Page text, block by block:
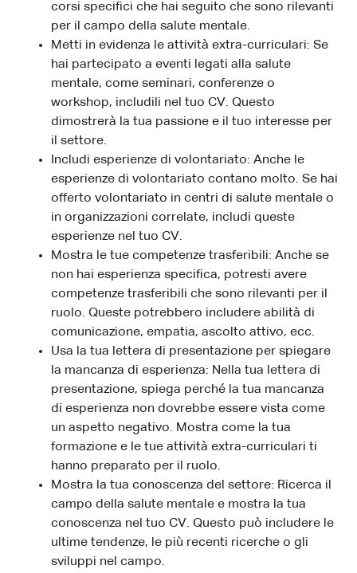
corsi specifici che hai seguito che sono rilevanti
per il campo della salute mentale.
Metti in evidenza le attività extra-curriculari: Se
hai partecipato a eventi legati alla salute
mentale, come seminari, conferenze o
workshop, includili nel tuo CV. Questo
dimostrerà la tua passione e il tuo interesse per
il settore.
Includi esperienze di volontariato: Anche le
esperienze di volontariato contano molto. Se hai
offerto volontariato in centri di salute mentale o
in organizzazioni correlate, includi queste
esperienze nel tuo CV.
Mostra le tue competenze trasferibili: Anche se
non hai esperienza specifica, potresti avere
competenze trasferibili che sono rilevanti per il
ruolo. Queste potrebbero includere abilità di
comunicazione, empatia, ascolto attivo, ecc.
Usa la tua lettera di presentazione per spiegare
la mancanza di esperienza: Nella tua lettera di
presentazione, spiega perché la tua mancanza
di esperienza non dovrebbe essere vista come
un aspetto negativo. Mostra come la tua
formazione e le tue attività extra-curriculari ti
hanno preparato per il ruolo.
Mostra la tua conoscenza del settore: Ricerca il
campo della salute mentale e mostra la tua
conoscenza nel tuo CV. Questo può includere le
ultime tendenze, le più recenti ricerche o gli
sviluppi nel campo.